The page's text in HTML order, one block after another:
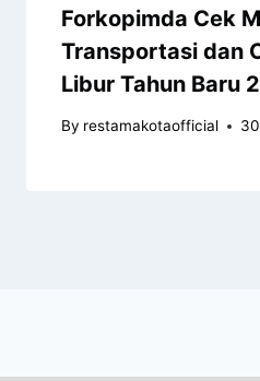
Forkopimda Cek
Transportasi dan
Libur Tahun Baru
By restamakotaofficial